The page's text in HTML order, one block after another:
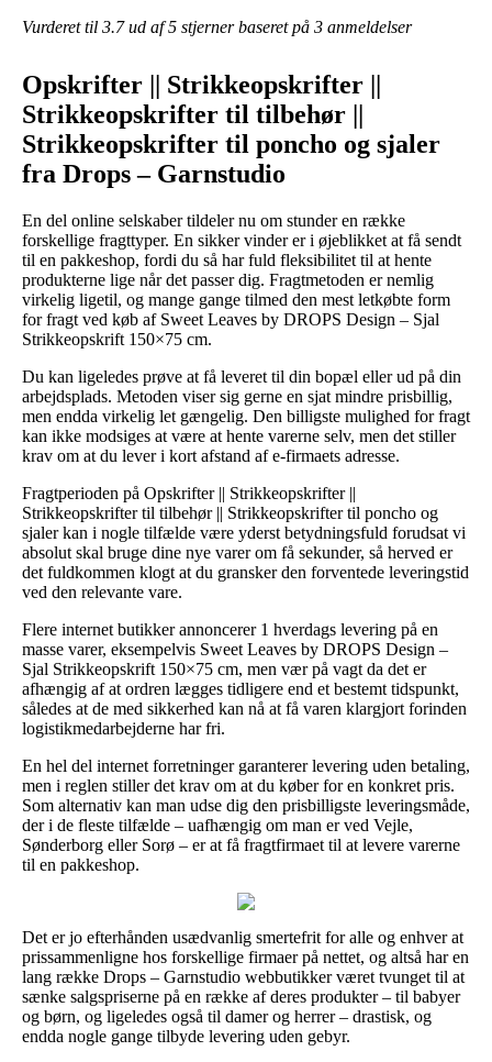
Vurderet til 3.7ud af 5 stjerner baseret på 3 anmeldelser
Opskrifter || Strikkeopskrifter ||
Strikkeopskrifter til tilbehør ||
Strikkeopskrifter til poncho og sjaler
fra Drops – Garnstudio
En del online selskaber tildeler nu om stunder en række
forskellige fragttyper. En sikker vinder er i øjeblikket at få sendt
til en pakkeshop, fordi du så har fuld fleksibilitet til at hente
produkterne lige når det passer dig. Fragtmetoden er nemlig
virkelig ligetil, og mange gange tilmed den mest letkøbte form
for fragt ved køb af Sweet Leaves by DROPS Design – Sjal
Strikkeopskrift 150×75 cm.
Du kan ligeledes prøve at få leveret til din bopæl eller ud på din
arbejdsplads. Metoden viser sig gerne en sjat mindre prisbillig,
men endda virkelig let gængelig. Den billigste mulighed for fragt
kan ikke modsiges at være at hente varerne selv, men det stiller
krav om at du lever i kort afstand af e-firmaets adresse.
Fragtperioden på Opskrifter || Strikkeopskrifter ||
Strikkeopskrifter til tilbehør || Strikkeopskrifter til poncho og
sjaler kan i nogle tilfælde være yderst betydningsfuld forudsat vi
absolut skal bruge dine nye varer om få sekunder, så herved er
det fuldkommen klogt at du gransker den forventede leveringstid
ved den relevante vare.
Flere internet butikker annoncerer 1 hverdags levering på en
masse varer, eksempelvis Sweet Leaves by DROPS Design –
Sjal Strikkeopskrift 150×75 cm, men vær på vagt da det er
afhængig af at ordren lægges tidligere end et bestemt tidspunkt,
således at de med sikkerhed kan nå at få varen klargjort forinden
logistikmedarbejderne har fri.
En hel del internet forretninger garanterer levering uden betaling,
men i reglen stiller det krav om at du køber for en konkret pris.
Som alternativ kan man udse dig den prisbilligste leveringsmåde,
der i de fleste tilfælde – uafhængig om man er ved Vejle,
Sønderborg eller Sorø – er at få fragtfirmaet til at levere varerne
til en pakkeshop.
Det er jo efterhånden usædvanlig smertefrit for alle og enhver at
prissammenligne hos forskellige firmaer på nettet, og altså har en
lang række Drops – Garnstudio webbutikker været tvunget til at
sænke salgspriserne på en række af deres produkter – til babyer
og børn, og ligeledes også til damer og herrer – drastisk, og
endda nogle gange tilbyde levering uden gebyr.